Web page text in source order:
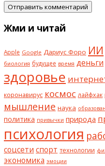
Жми и читай
Apple Google Дариус Форо ИИ
биология будущее время деньги
здоровье
коронавирус космос лайфхак
мышление наука
политика привычки природа
психология
соцсети спорт технологии
экономика эмоции